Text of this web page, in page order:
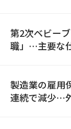
第2次ベビー
職」…主要な
製造業の雇用
連続で減少…